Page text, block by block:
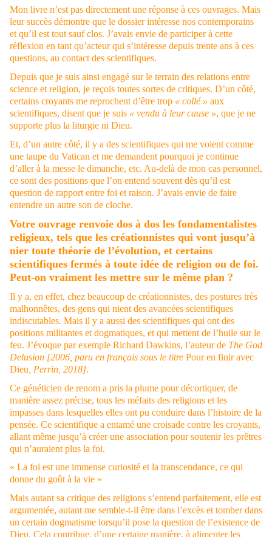
Mon livre n’est pas directement une réponse à ces ouvrages. Mais
leur succès démontre que le dossier intéresse nos contemporains
et qu’il est tout sauf clos. J’avais envie de participer à cette
réflexion en tant qu’acteur qui s’intéresse depuis trente ans à ces
questions, au contact des scientifiques.
Depuis que je suis ainsi engagé sur le terrain des relations entre
science et religion, je reçois toutes sortes de critiques. D’un côté,
certains croyants me reprochent d’être trop « collé » aux
scientifiques, disent que je suis « vendu à leur cause », que je ne
supporte plus la liturgie ni Dieu.
Et, d’un autre côté, il y a des scientifiques qui me voient comme
une taupe du Vatican et me demandent pourquoi je continue
d’aller à la messe le dimanche, etc. Au-delà de mon cas personnel,
ce sont des positions que l’on entend souvent dès qu’il est
question de rapport entre foi et raison. J’avais envie de faire
entendre un autre son de cloche.
Votre ouvrage renvoie dos à dos les fondamentalistes
religieux, tels que les créationnistes qui vont jusqu’à
nier toute théorie de l’évolution, et certains
scientifiques fermés à toute idée de religion ou de foi.
Peut-on vraiment les mettre sur le même plan ?
Il y a, en effet, chez beaucoup de créationnistes, des postures très
malhonnêtes, des gens qui nient des avancées scientifiques
indiscutables. Mais il y a aussi des scientifiques qui ont des
positions militantes et dogmatiques, et qui mettent de l’huile sur le
feu. J’évoque par exemple Richard Dawkins, l’auteur de The God
Delusion [2006, paru en français sous le titre Pour en finir avec
Dieu , Perrin, 2018].
Ce généticien de renom a pris la plume pour décortiquer, de
manière assez précise, tous les méfaits des religions et les
impasses dans lesquelles elles ont pu conduire dans l’histoire de la
pensée. Ce scientifique a entamé une croisade contre les croyants,
allant même jusqu’à créer une association pour soutenir les prêtres
qui n’auraient plus la foi.
« La foi est une immense curiosité et la transcendance, ce qui
donne du goût à la vie »
Mais autant sa critique des religions s’entend parfaitement, elle est
argumentée, autant me semble-t-il être dans l’excès et tomber dans
un certain dogmatisme lorsqu’il pose la question de l’existence de
Dieu. Cela contribue, d’une certaine manière, à alimenter les